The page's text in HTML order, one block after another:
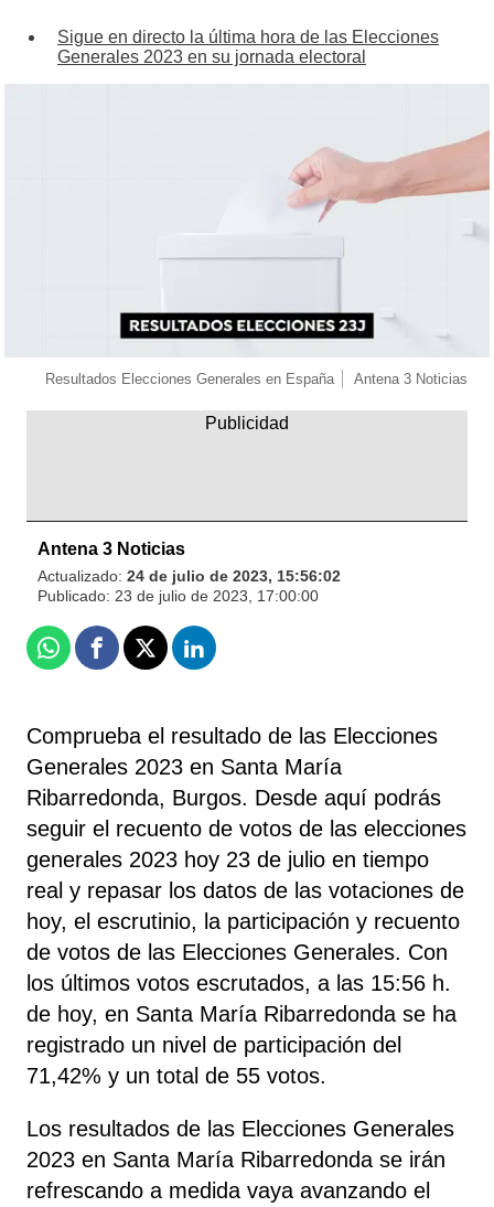
Sigue en directo la última hora de las Elecciones
Generales 2023 en su jornada electoral
Resultados Elecciones Generales en España Antena 3 Noticias
Antena 3 Noticias
Actualizado: 24 de julio de 2023, 15:56:02
Publicado: 23 de julio de 2023, 17:00:00
WhatsappFacebook
X Linkedin
Comprueba el resultado de las Elecciones
Generales 2023 en Santa María
Ribarredonda, Burgos. Desde aquí podrás
seguir el recuento de votos de las elecciones
generales 2023 hoy 23 de julio en tiempo
real y repasar los datos de las votaciones de
hoy, el escrutinio, la participación y recuento
de votos de las Elecciones Generales. Con
los últimos votos escrutados, a las 15:56 h.
de hoy, en Santa María Ribarredonda se ha
registrado un nivel de participación del
71,42% y un total de 55 votos.
Los resultados de las Elecciones Generales
2023 en Santa María Ribarredonda se irán
refrescando a medida vaya avanzando el